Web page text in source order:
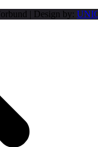
| Design by: